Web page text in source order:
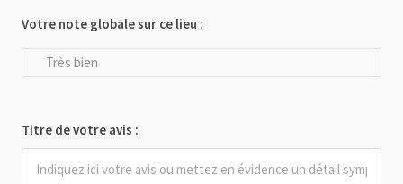
Votre note globale sur ce lieu :
Très bien
Titre de votre avis :